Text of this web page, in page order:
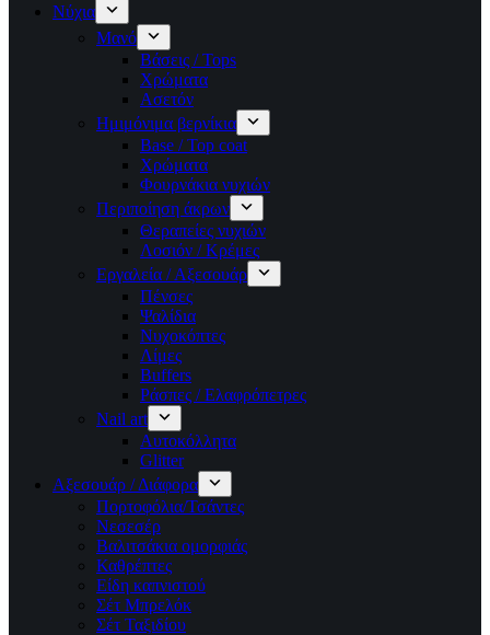
Νύχια
Μανό
Βάσεις / Tops
Χρώματα
Ασετόν
Ημιμόνιμα βερνίκια
Base / Top coat
Χρώματα
Φουρνάκια νυχιών
Περιποίηση άκρων
Θεραπείες νυχιών
Λοσιόν / Κρέμες
Εργαλεία / Αξεσουάρ
Πένσες
Ψαλίδια
Νυχοκόπτες
Λίμες
Buffers
Ράσπες / Ελαφρόπετρες
Nail art
Αυτοκόλλητα
Glitter
Αξεσουάρ / Διάφορα
Πορτοφόλια/Τσάντες
Νεσεσέρ
Βαλιτσάκια ομορφιάς
Καθρέπτες
Είδη καπνιστού
Σέτ Μπρελόκ
Σέτ Ταξιδίου